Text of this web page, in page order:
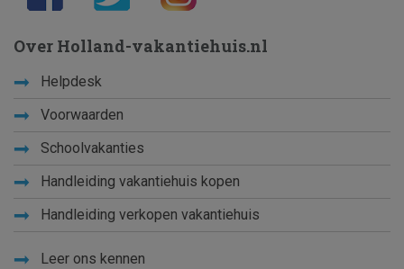
Over Holland-vakantiehuis.nl
Helpdesk
Voorwaarden
Schoolvakanties
Handleiding vakantiehuis kopen
Handleiding verkopen vakantiehuis
Leer ons kennen